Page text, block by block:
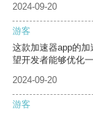
2024-09-20
游客
这款加速器app的
望开发者能够优化一
2024-09-20
游客